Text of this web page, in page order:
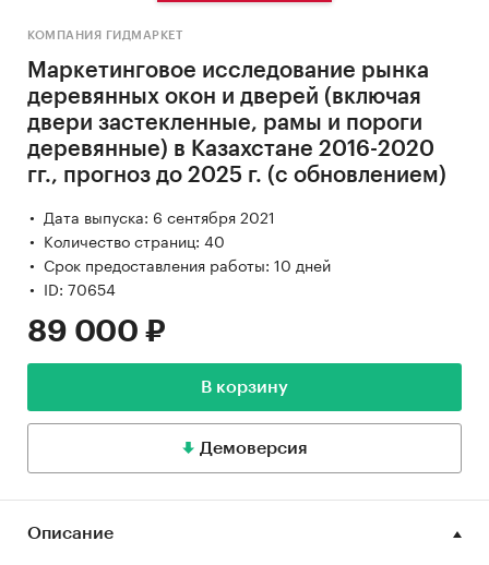
КОМПАНИЯ ГИДМАРКЕТ
Маркетинговое исследование рынка
деревянных окон и дверей (включая
двери застекленные, рамы и пороги
деревянные) в Казахстане 2016-2020
гг., прогноз до 2025 г. (с обновлением)
Дата выпуска: 6 сентября 2021
Количество страниц: 40
Срок предоставления работы: 10 дней
ID: 70654
89 000 ₽
В корзину
Демоверсия
Описание